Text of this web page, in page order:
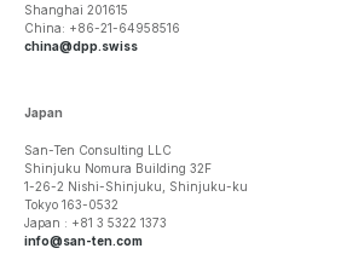
Shanghai 201615
China: +86-21-64958516
china@dpp.swiss
Japan
San-Ten Consulting LLC
Shinjuku Nomura Building 32F
1-26-2 Nishi-Shinjuku, Shinjuku-ku
Tokyo 163-0532
Japan : +81 3 5322 1373
info@san-ten.com